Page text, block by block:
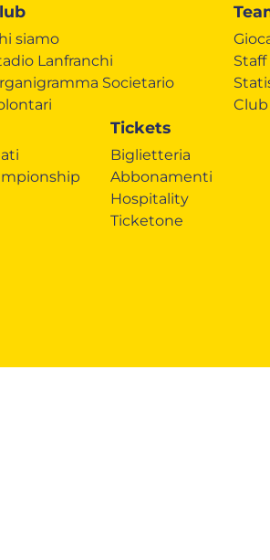
siamo
Lanfranchi
Societario
Staff
Tickets
Biglietteria
Abbonamenti
Hospitality
Ticketone